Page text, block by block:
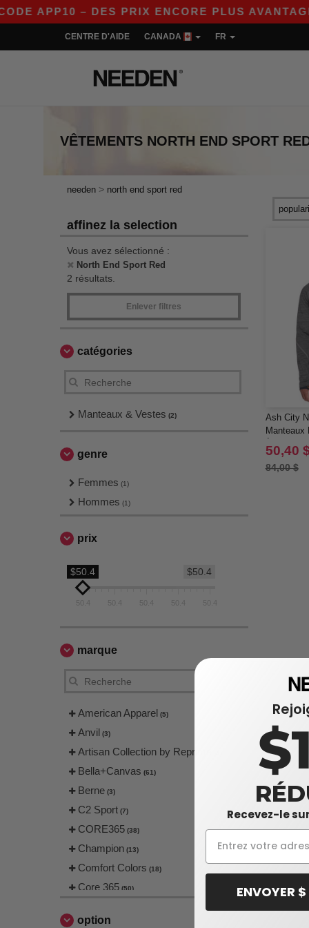
– DES PRIX ENCORE PLUS AVANTAGEUX
CENTRE D'AIDE CANADA FR
VÊTEMENTS NORTH END SPORT
needen > north end sport red
affinez la selection
Vous avez sélectionné :
North End Sport Red
2 résultats.
Enlever filtres
catégories
Manteaux & Vestes (2)
genre
Femmes (1)
Hommes (1)
prix
$50.4
$50.4
50.4 50.4 50.4 50.4 50.4
marque
American Apparel (5)
Anvil (3)
Artisan Collection by Reprime
Bella+Canvas (61)
Berne (3)
C2 Sport (7)
CORE365 (38)
Champion (13)
Comfort Colors (18)
Core 365 (50)
EgotierPro
option
Ash City
Manteaux
À Motif
50,40
84,00 $
Recevez-le
ENVOYER